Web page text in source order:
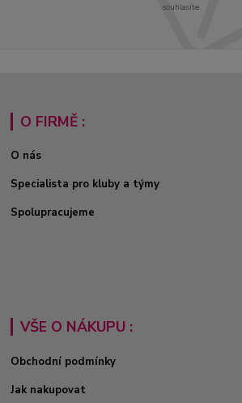
souhlasíte.
O FIRMĚ :
O nás
Specialista pro kluby a týmy
Spolupracujeme
VŠE O NÁKUPU :
Obchodní podmínky
Jak nakupovat